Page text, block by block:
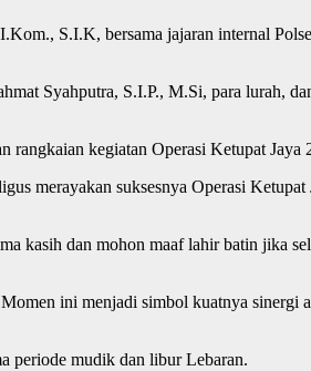
S.I.K, bersama jajaran internal
Syahputra, S.I.P., M.Si, para lurah,
rangkaian kegiatan Operasi Ketupat Jaya
merayakan suksesnya Operasi Ketupat
kasih dan mohon maaf lahir batin jika
ini menjadi simbol kuatnya sinergi
periode mudik dan libur Lebaran.